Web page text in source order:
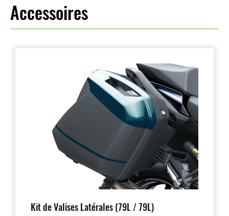
Accessoires
Kit de Valises Latérales (79L / 79L)